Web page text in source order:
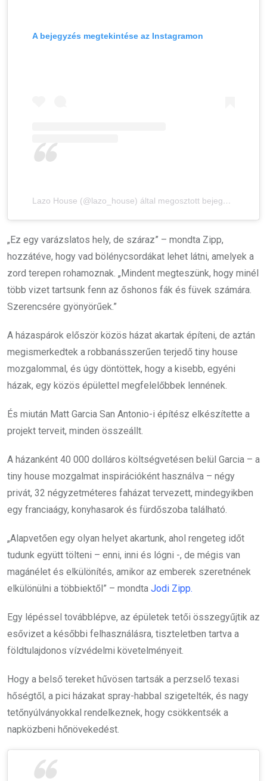
A bejegyzés megtekintése az Instagramon
Lazo House (@lazo_house) által megosztott bejegyzés
„Ez egy varázslatos hely, de száraz” – mondta Zipp,
hozzátéve, hogy vad bölénycsordákat lehet látni, amelyek a
zord terepen rohamoznak. „Mindent megteszünk, hogy minél
több vizet tartsunk fenn az őshonos fák és füvek számára.
Szerencsére gyönyörűek.”
A házaspárok először közös házat akartak építeni, de aztán
megismerkedtek a robbanásszerűen terjedő tiny house
mozgalommal, és úgy döntöttek, hogy a kisebb, egyéni
házak, egy közös épülettel megfelelőbbek lennének.
És miután Matt Garcia San Antonio-i építész elkészítette a
projekt terveit, minden összeállt.
A házanként 40 000 dolláros költségvetésen belül Garcia – a
tiny house mozgalmat inspirációként használva – négy
privát, 32 négyzetméteres faházat tervezett, mindegyikben
egy franciaágy, konyhasarok és fürdőszoba található.
„Alapvetően egy olyan helyet akartunk, ahol rengeteg időt
tudunk együtt tölteni – enni, inni és lógni -, de mégis van
magánélet és elkülönítés, amikor az emberek szeretnének
elkülönülni a többiektől” – mondta Jodi Zipp.
Egy lépéssel továbblépve, az épületek tetői összegyűjtik az
esővizet a későbbi felhasználásra, tiszteletben tartva a
földtulajdonos vízvédelmi követelményeit.
Hogy a belső tereket hűvösen tartsák a perzselő texasi
hőségtől, a pici házakat spray-habbal szigetelték, és nagy
tetőnyúlványokkal rendelkeznek, hogy csökkentsék a
napközbeni hőnövekedést.